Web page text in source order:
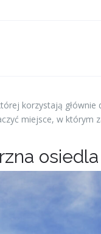
korzystają
miejsce, w